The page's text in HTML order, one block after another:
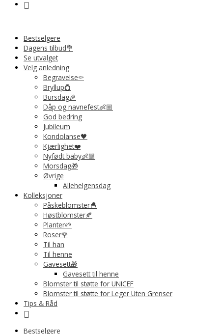
Bestselgere
Dagens tilbud💐
Se utvalget
Velg anledning
Begravelse⚰️
Bryllup💍
Bursdag🎉
Dåp og navnefest👶🏼
God bedring
Jubileum
Kondolanse🖤
Kjærlighet❤️
Nyfødt baby👶🏼
Morsdag🎁
Øvrige
Allehelgensdag
Kolleksjoner
Påskeblomster🐣
Høstblomster🍂
Planter🌱
Roser🌹
Til han
Til henne
Gavesett🎁
Gavesett til henne
Blomster til støtte for UNICEF
Blomster til støtte for Leger Uten Grenser
Tips & Råd
Bestselgere